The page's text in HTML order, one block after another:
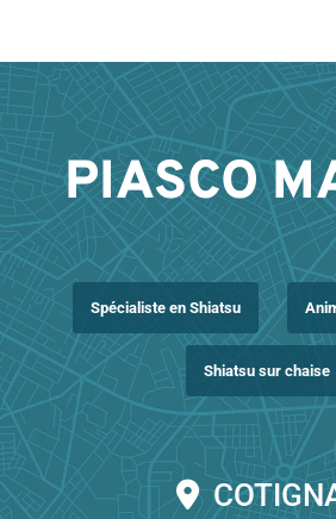
PIASCO
Spécialiste en Shiatsu
Shiatsu sur chaise